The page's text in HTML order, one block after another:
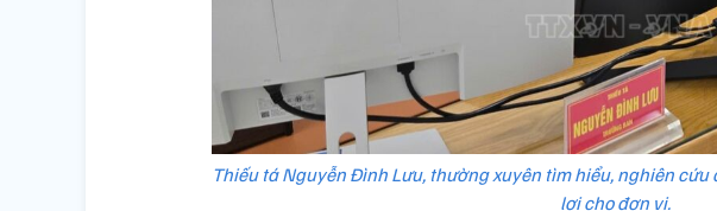
Thiếu tá Nguyễn Đình Lưu, thường xuyên tìm hiểu, nghiên
lợi cho đơn vị.